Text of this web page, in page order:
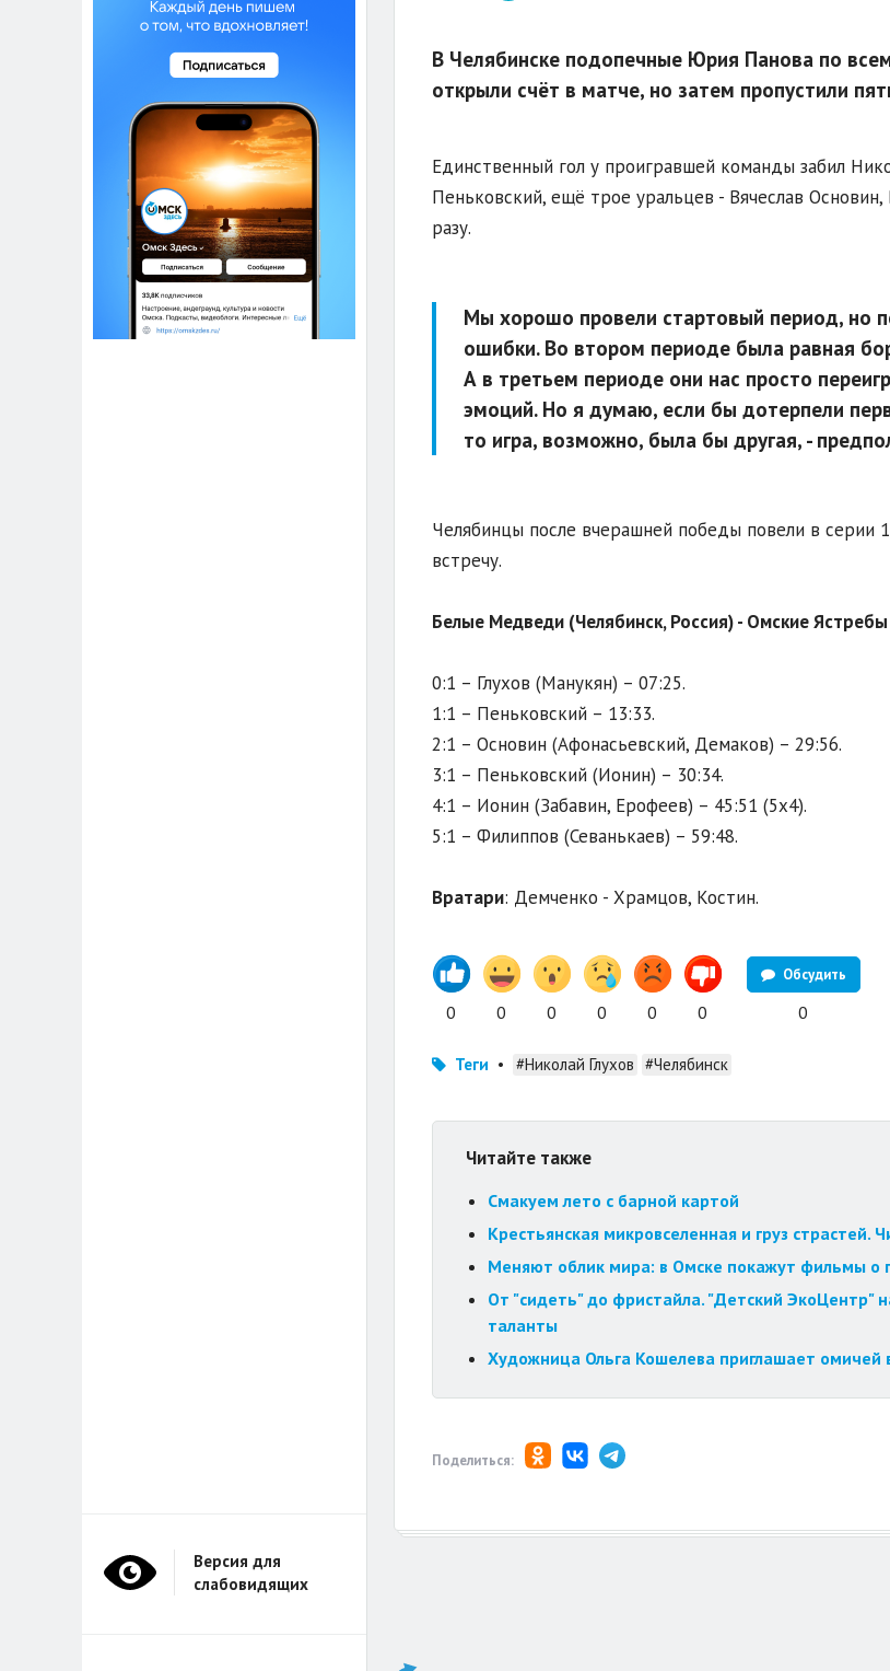
В Челябинске подопечные Юрия Панова по
открыли счёт в матче, но затем пропустили
Единственный гол у проигравшей команды забил
Пеньковский, ещё трое уральцев - Вячеслав
разу.
Мы хорошо провели стартовый период, но
ошибки. Во втором периоде была равная
А в третьем периоде они нас просто
эмоций. Но я думаю, если бы дотерпели
то игра, возможно, была бы другая, -
Челябинцы после вчерашней победы повели в серии
встречу.
Белые Медведи (Челябинск, Россия) - Омские
0:1 – Глухов (Манукян) – 07:25.
1:1 – Пеньковский – 13:33.
2:1 – Основин (Афонасьевский, Демаков) – 29:56.
3:1 – Пеньковский (Ионин) – 30:34.
4:1 – Ионин (Забавин, Ерофеев) – 45:51 (5x4).
5:1 – Филиппов (Севанькаев) – 59:48.
Вратари: Демченко - Храмцов, Костин.
0 0 0 0 0 0
Обсудить
0
Теги • #Николай Глухов #Челябинск
Читайте также
Смакуем лето с барной картой
Крестьянская микровселенная и груз
Меняют облик мира: в Омске покажут фильмы о
От "сидеть" до фристайла. "Детский ЭкоЦентр"
таланты
Художница Ольга Кошелева приглашает омичей
Поделиться:
Версия для
слабовидящих